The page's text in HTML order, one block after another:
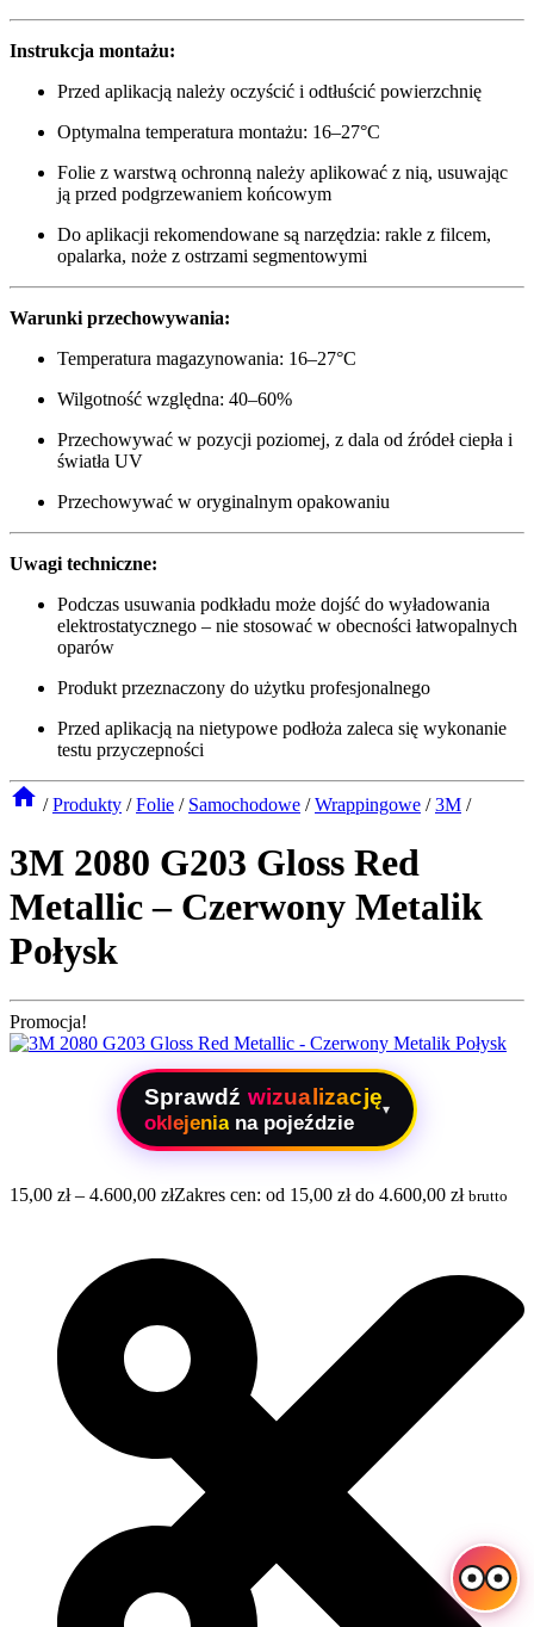
Instrukcja montażu:
Przed aplikacją należy oczyścić i odtłuścić powierzchnię
Optymalna temperatura montażu: 16–27°C
Folie z warstwą ochronną należy aplikować z nią, usuwając
ją przed podgrzewaniem końcowym
Do aplikacji rekomendowane są narzędzia: rakle z filcem,
opalarka, noże z ostrzami segmentowymi
Warunki przechowywania:
Temperatura magazynowania: 16–27°C
Wilgotność względna: 40–60%
Przechowywać w pozycji poziomej, z dala od źródeł ciepła i
światła UV
Przechowywać w oryginalnym opakowaniu
Uwagi techniczne:
Podczas usuwania podkładu może dojść do wyładowania
elektrostatycznego – nie stosować w obecności łatwopalnych
oparów
Produkt przeznaczony do użytku profesjonalnego
Przed aplikacją na nietypowe podłoża zaleca się wykonanie
testu przyczepności
/ Produkty / Folie / Samochodowe / Wrappingowe / 3M /
3M 2080 G203 Gloss Red
Metallic – Czerwony Metalik
Połysk
Promocja!
Sprawdź wizualizację
oklejenia na pojeździe
▾
15,00 zł – 4.600,00 złZakres cen: od 15,00 zł do 4.600,00 zł brutto